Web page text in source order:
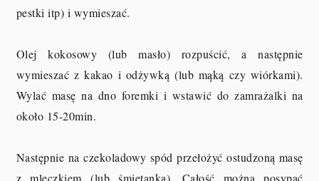
pestki itp) i wymieszać.
Olej kokosowy (lub masło) rozpuścić, a następnie
wymieszać z kakao i odżywką (lub mąką czy wiórkami).
Wylać masę na dno foremki i wstawić do zamrażalki na
około 15-20min.
Następnie na czekoladowy spód przełożyć ostudzoną masę
z mleczkiem (lub śmietanką). Całość można posypać